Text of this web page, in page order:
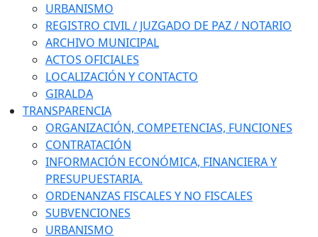
URBANISMO
REGISTRO CIVIL / JUZGADO DE PAZ / NOTARIO
ARCHIVO MUNICIPAL
ACTOS OFICIALES
LOCALIZACIÓN Y CONTACTO
GIRALDA
TRANSPARENCIA
ORGANIZACIÓN, COMPETENCIAS, FUNCIONES
CONTRATACIÓN
INFORMACIÓN ECONÓMICA, FINANCIERA Y
PRESUPUESTARIA.
ORDENANZAS FISCALES Y NO FISCALES
SUBVENCIONES
URBANISMO